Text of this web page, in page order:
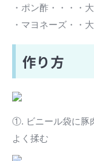
・ポン酢・・・・
・マヨネーズ・・
作り方
①. ビニール袋に豚
よく揉む